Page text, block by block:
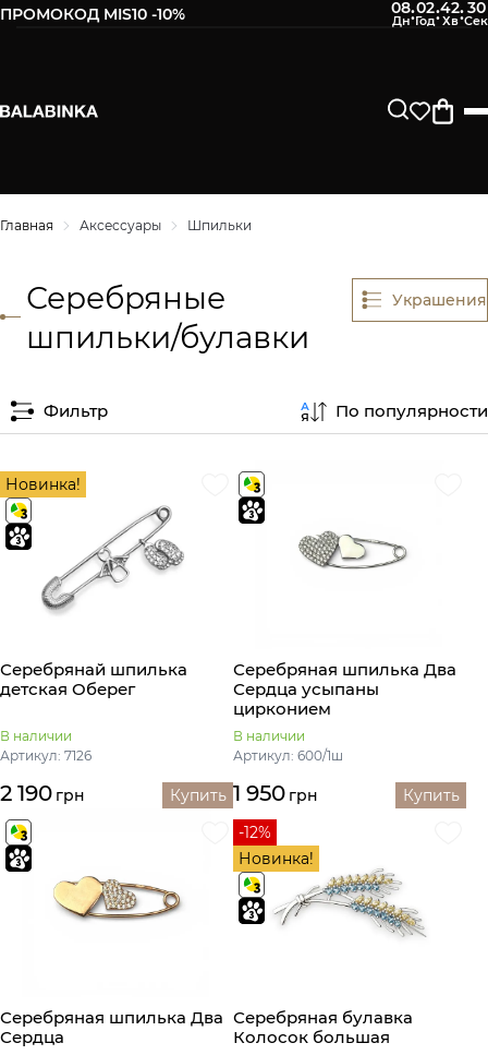
ПРОМОКОД MIS10 -10% 08:02:42:30
Главная Аксессуары Шпильки
Серебряные
шпильки/булавки
Украшения
Фильтр По популярности
Новинка!
Серебрянай шпилька
детская Оберег
В наличии
Артикул: 7126
2 190 грн Купить
Серебряная шпилька Два
Сердца усыпаны
цирконием
В наличии
Артикул: 600/1ш
1 950 грн Купить
Серебряная шпилька Два
Сердца
-12%
Новинка!
Серебряная булавка
Колосок большая